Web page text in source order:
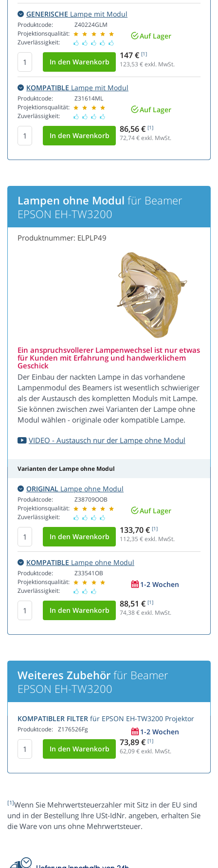
GENERISCHE Lampe mit Modul
Produktcode:
Projektionsqualität:
Zuverlässigkeit:
Z40224GLM
Auf Lager
147 € [1]
123,53 € exkl. MwSt.
KOMPATIBLE Lampe mit Modul
Produktcode:
Projektionsqualität:
Zuverlässigkeit:
Z31614ML
Auf Lager
86,56 € [1]
72,74€ exkl. MwSt.
Lampen ohne Modul für Beamer
EPSON EH-TW3200
Produktnummer: ELPLP49
Ein anspruchsvollerer Lampenwechsel ist nur etwas
für Kunden mit Erfahrung und handwerklichem
Geschick
Der Einbau der nackten Lampe in das vorhandene
Lampenmodul des Beamers ist wesentlich schwieriger
als der Austausch des kompletten Moduls mit Lampe.
Sie können zwischen zwei Varianten der Lampe ohne
Modul wählen - originale oder kompatible Lampe.
VIDEO - Austausch nur der Lampe ohne Modul
Varianten der Lampe ohne Modul
ORIGINAL Lampe ohne Modul
Produktcode:
Projektionsqualität:
Zuverlässigkeit:
Z38709OOB
Auf Lager
133,70 € [1]
112,35 € exkl. MwSt.
KOMPATIBLE Lampe ohne Modul
Produktcode:
Projektionsqualität:
Zuverlässigkeit:
Z33541OB
1-2 Wochen
88,51 € [1]
74,38€ exkl. MwSt.
Weiteres Zubehör für Beamer
EPSON EH-TW3200
KOMPATIBLER FILTER für EPSON EH-TW3200 Projektor
Produktcode: Z176526Fg 1-2 Wochen
73,89 € [1]
62,09€ exkl. MwSt.
[1]Wenn Sie Mehrwertsteuerzahler mit Sitz in der EU sind
und in der Bestellung Ihre USt-IdNr. angeben, erhalten Sie
die Ware von uns ohne Mehrwertsteuer.